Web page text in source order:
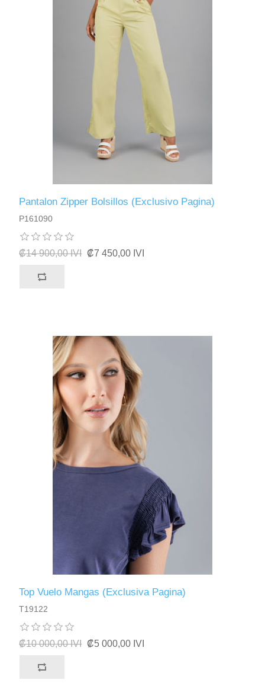
Pantalon Zipper Bolsillos (Exclusivo Pagina)
P161090
₡14 900,00 IVI ₡7 450,00 IVI
Top Vuelo Mangas (Exclusiva Pagina)
T19122
₡10 000,00 IVI ₡5 000,00 IVI